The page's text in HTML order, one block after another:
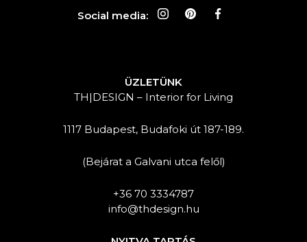
Social media:
ÜZLETÜNK
TH|DESIGN – Interior for Living
1117 Budapest, Budafoki út 187-189.
(Bejárat a Galvani utca felől)
+36 70 3334787
info@thdesign.hu